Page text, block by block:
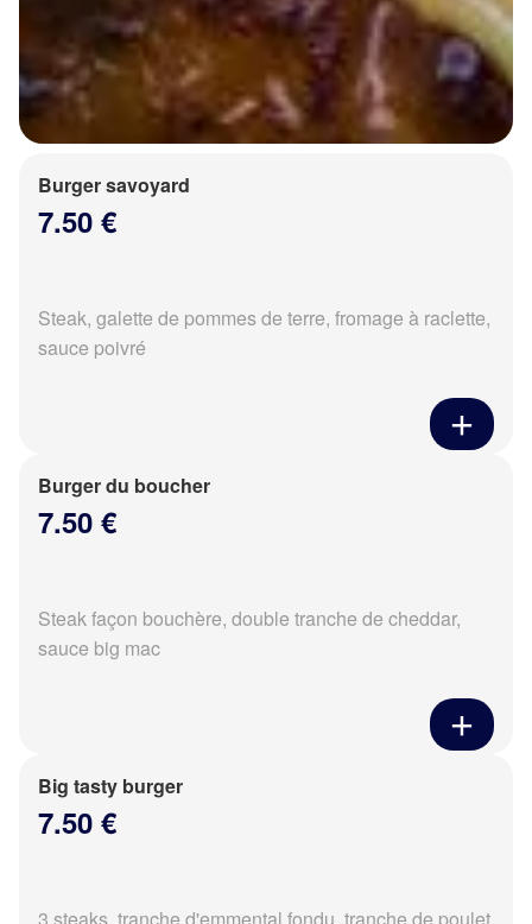
Burger savoyard
7.50 €
Steak, galette de pommes de terre, fromage à raclette,
sauce poivré
Burger du boucher
7.50 €
Steak façon bouchère, double tranche de cheddar,
sauce big mac
Big tasty burger
7.50 €
3 steaks, tranche d'emmental fondu, tranche de poulet